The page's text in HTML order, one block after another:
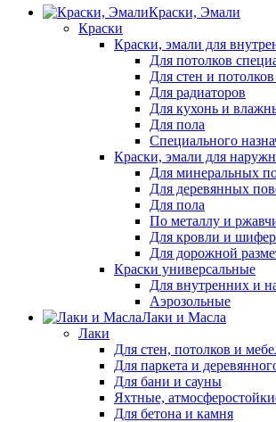
Краски, Эмали
Краски
Краски, эмали для
Для потолков
Для стен и
Для радиаторов
Для кухонь и
Для пола
Специального
Краски, эмали для
Для минеральных
Для деревянных
Для пола
По металлу и
Для кровли и
Для дорожной
Краски универсальные
Для внутренних и
Аэрозольные
Лаки и Масла
Лаки
Для стен, потолков и
Для паркета и
Для бани и сауны
Яхтные,
Для бетона и камня